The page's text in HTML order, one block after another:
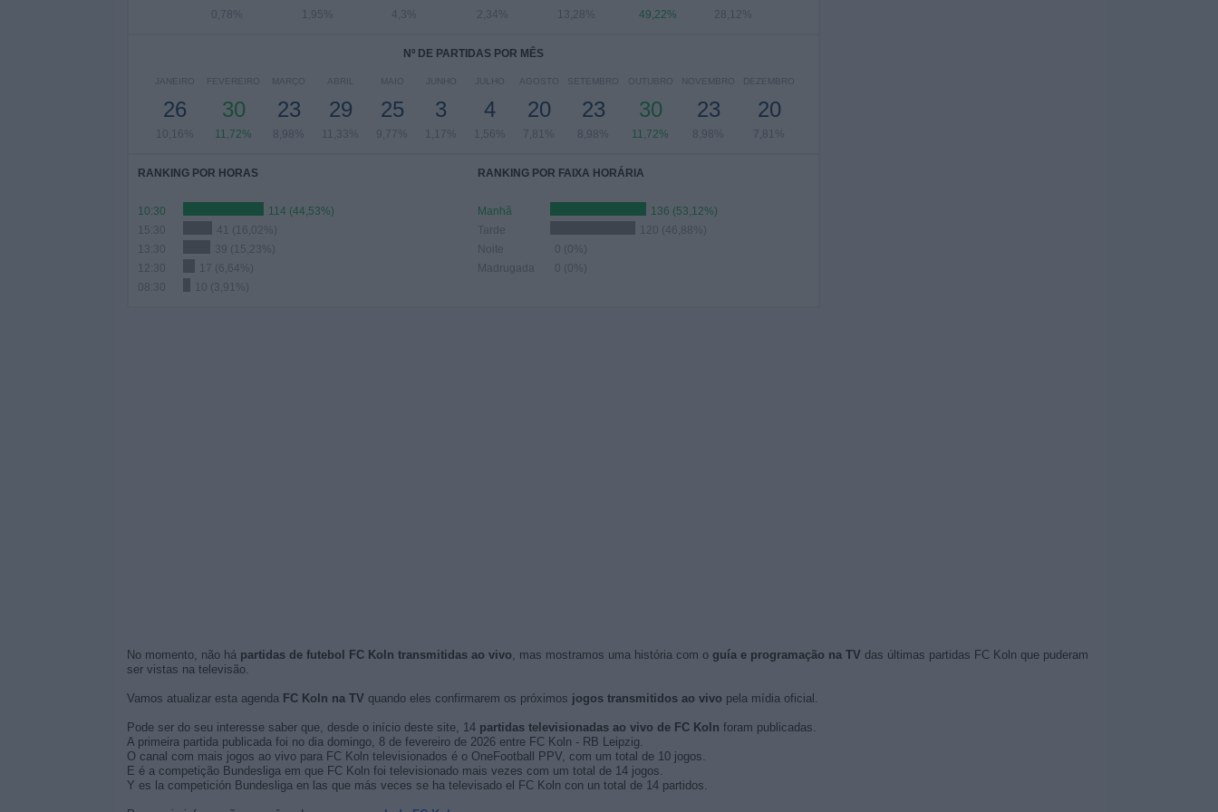
0,78% 1,95% 4,3% 2,34% 13,28% 49,22% 28,12%
Nº DE PARTIDAS POR MÊS
JANEIRO
26
10,16%
FEVEREIRO
30
11,72%
MARÇO
23
8,98%
ABRIL
29
11,33%
MAIO
25
9,77%
JUNHO
3
1,17%
JULHO
4
1,56%
AGOSTO
20
7,81%
SETEMBRO
23
8,98%
OUTUBRO
30
11,72%
NOVEMBRO
23
8,98%
DEZEMBRO
20
7,81%
RANKING POR HORAS
10:30
114 (44,53%)
15:30
41 (16,02%)
13:30
39 (15,23%)
12:30
17 (6,64%)
08:30
10 (3,91%)
RANKING POR FAIXA HORÁRIA
Manhã
136 (53,12%)
Tarde
120 (46,88%)
Noite
0 (0%)
Madrugada
0 (0%)
No momento, não há partidas de futebol FC Koln transmitidas ao vivo, mas mostramos uma história com o guía e programação na TV das últimas partidas FC Koln que puderam
ser vistas na televisão.
Vamos atualizar esta agenda FC Koln na TV quando eles confirmarem os próximos jogos transmitidos ao vivo pela mídia oficial.
Pode ser do seu interesse saber que, desde o início deste site, 14 partidas televisionadas ao vivo de FC Koln foram publicadas.
A primeira partida publicada foi no dia domingo, 8 de fevereiro de 2026 entre FC Koln - RB Leipzig.
O canal com mais jogos ao vivo para FC Koln televisionados é o OneFootball PPV, com um total de 10 jogos.
E é a competição Bundesliga em que FC Koln foi televisionado mais vezes com um total de 14 jogos.
Y es la competición Bundesliga en las que más veces se ha televisado el FC Koln con un total de 14 partidos.